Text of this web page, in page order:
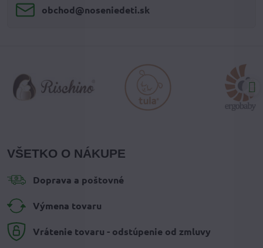
obchod​@noseniedeti​.sk
VŠETKO O NÁKUPE
Doprava a poštovné
Výmena tovaru
Vrátenie tovaru - odstúpenie od zmluvy